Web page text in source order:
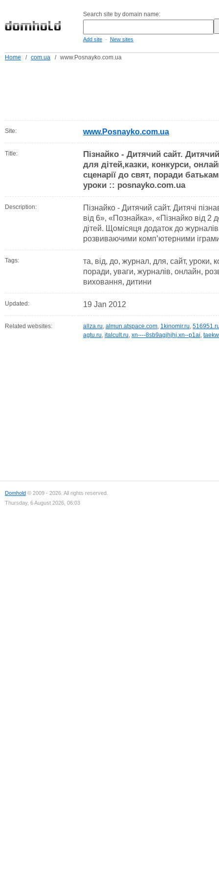
Search site by domain name:
Add site - New sites
Home / com.ua / www.Posnayko.com.ua
Site: www.Posnayko.com.ua
Title:
Пізнайко - Дитячий сайт.
для дітей,казки, конкурси,
сценарії до свят, поради
уроки :: posnayko.com.ua
Description:
Пізнайко - Дитячий сайт. Дитячі
від 6», «Познайка», «Пізнайко від 2
дітей. Щомісяця додаток до
розвиваючими комп’ютерними
Tags:
та, від, до, журнал, для, сайт, уроки,
поради, уваги, журналів, онлайн,
виховання, дитини
Updated: 19 Jan 2012
Related websites: allza.ru, almun.atspace.com, 1kinomir.ru,
agtu.ru, italcult.ru, xn----8sb9agjhjhj.xn--p1ai,
Domhold © 2009 - 2026. All rights reserved.
Thursday, 6 August 2026, 06:03